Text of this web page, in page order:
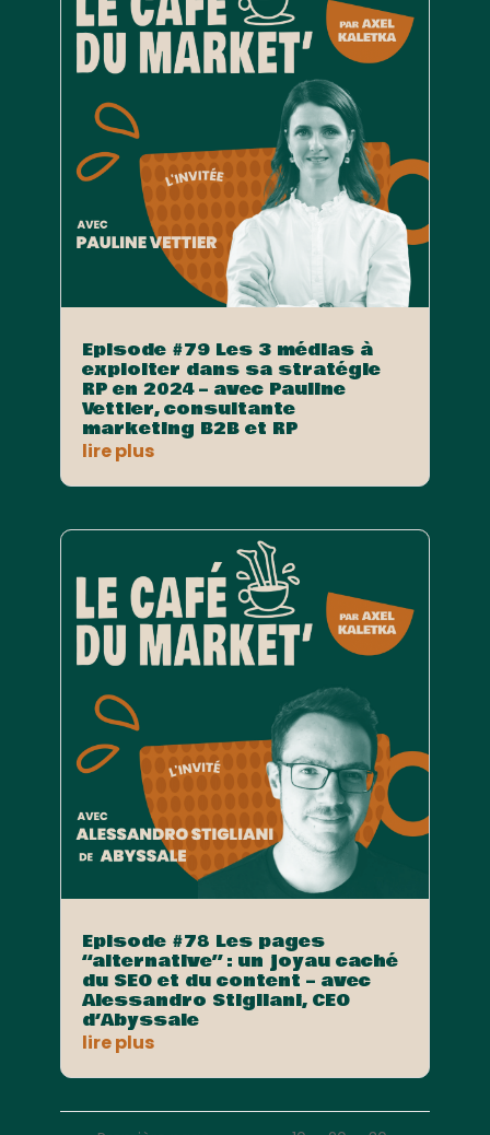
Episode #79 Les 3 médias à
exploiter dans sa stratégie
RP en 2024 – avec Pauline
Vettier, consultante
marketing B2B et RP
lire plus
Episode #78 Les pages
“alternative” : un joyau caché
du SEO et du content – avec
Alessandro Stigliani, CEO
d’Abyssale
lire plus